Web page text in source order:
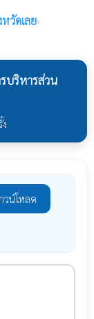
วัดเลย›
บริหารส่วน
วน์โหลด